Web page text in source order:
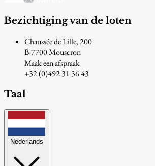
Bezichtiging van de loten
Chaussée de Lille, 200
B-7700 Mouscron
Maak een afspraak
+32 (0)492 31 36 43
Taal
Nederlands